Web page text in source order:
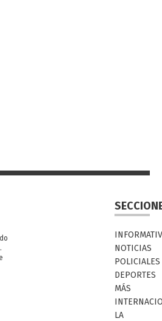
NOTICIAS
POLICIALES
DEPORTES
MÁS
LA